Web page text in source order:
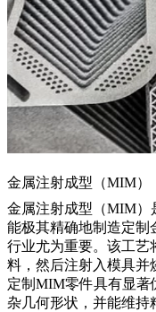
金属注射成型（MIM）
金属注射成型（MIM）
能极其精确地制造定
行业尤为重要。该工艺
料，然后注射入模具并
定制MIM零件具有显著
杂几何形状，并能维持